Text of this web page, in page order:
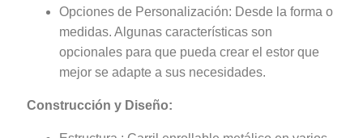
Opciones de Personalización: Desde la forma o
medidas. Algunas características son
opcionales para que pueda crear el estor que
mejor se adapte a sus necesidades.
Construcción y Diseño: